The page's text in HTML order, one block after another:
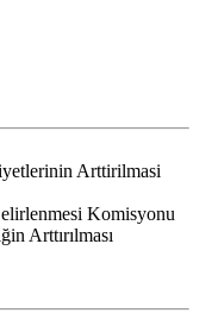
Arttirilmasi
Komisyonu
Arttırılması